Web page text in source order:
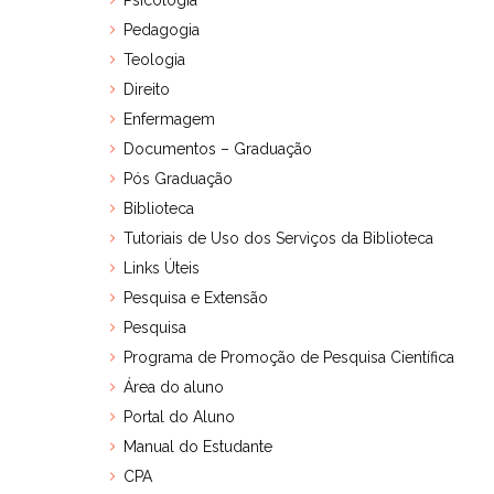
Pedagogia
Teologia
Direito
Enfermagem
Documentos – Graduação
Pós Graduação
Biblioteca
Tutoriais de Uso dos Serviços da Biblioteca
Links Úteis
Pesquisa e Extensão
Pesquisa
Programa de Promoção de Pesquisa Científica
Área do aluno
Portal do Aluno
Manual do Estudante
CPA